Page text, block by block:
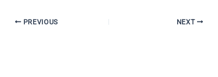
PREVIOUS NEXT